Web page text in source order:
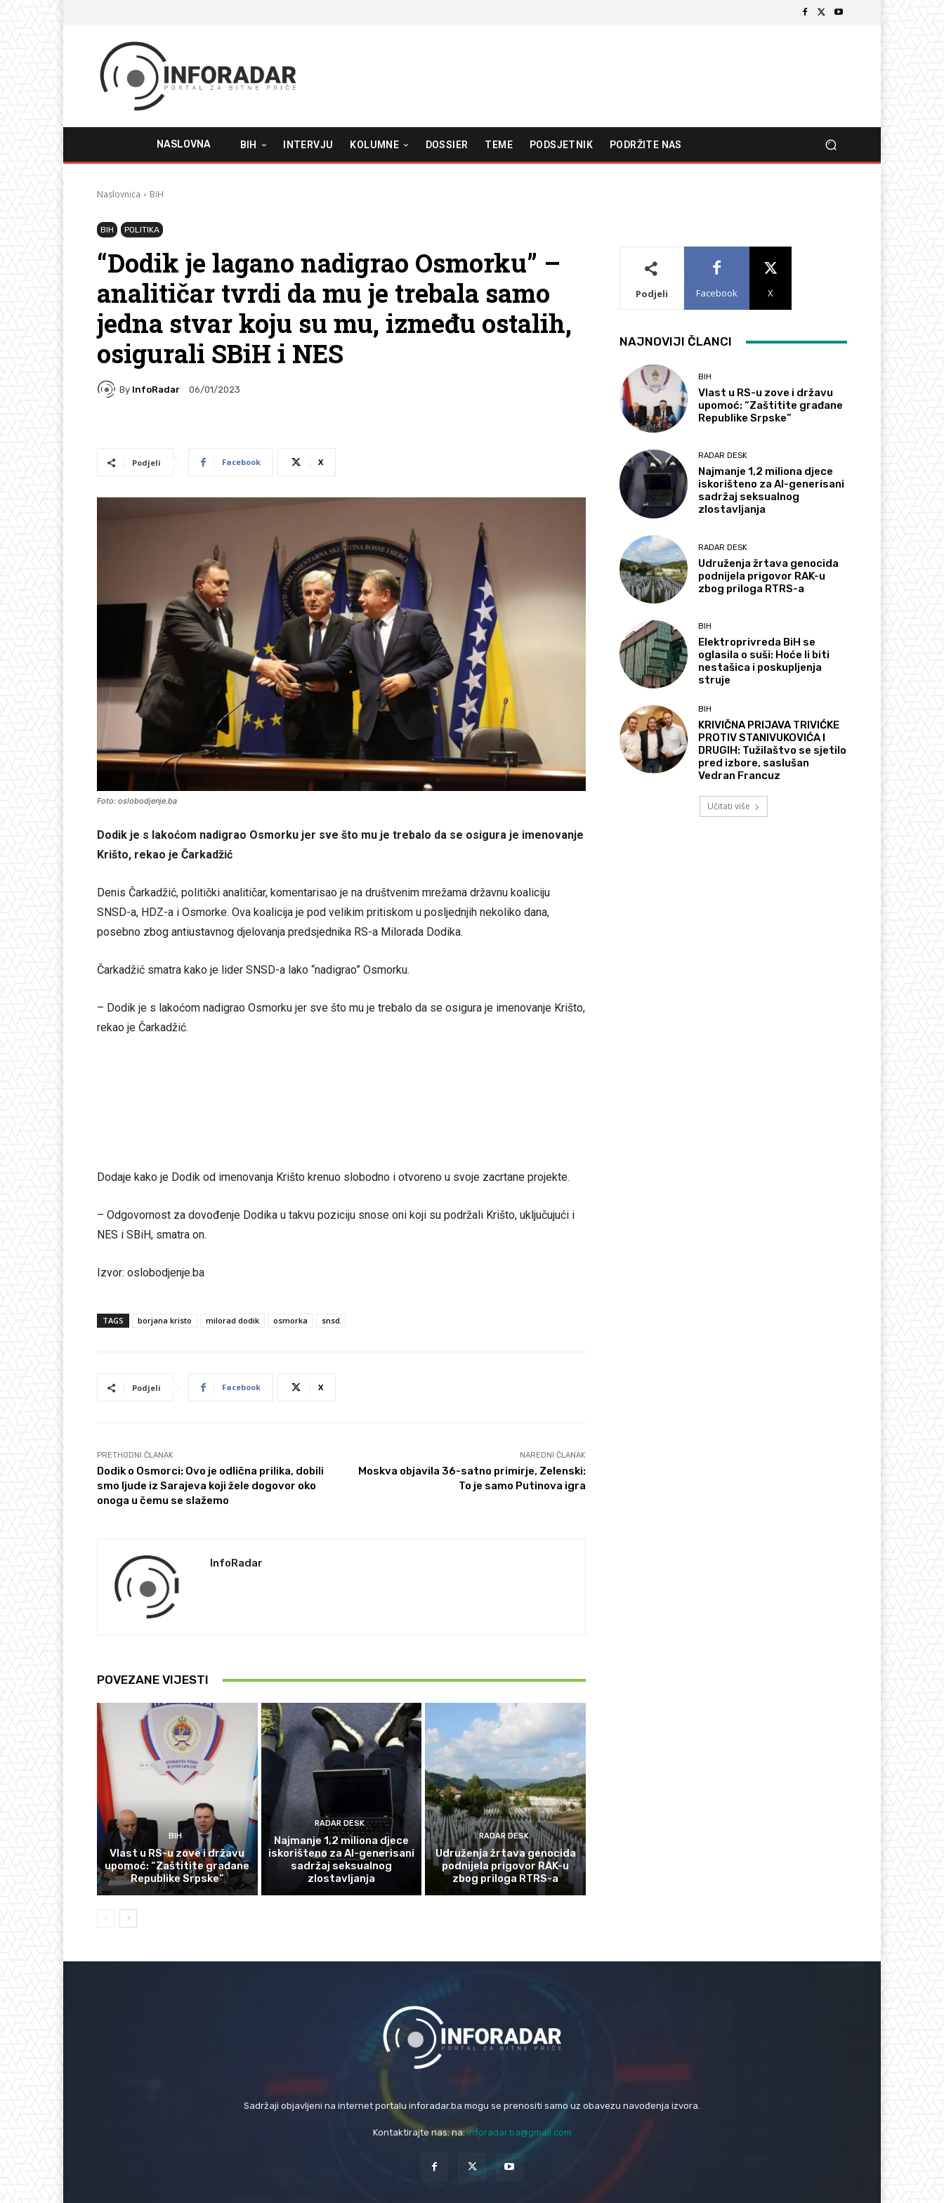
NASLOVNA BIH INTERVJU KOLUMNE DOSSIER TEME PODSJETNIK PODRŽITE NAS
Naslovnica BiH
BIH POLITIKA
“Dodik je lagano nadigrao Osmorku” –
analitičar tvrdi da mu je trebala samo
jedna stvar koju su mu, između ostalih,
osigurali SBiH i NES
By InfoRadar 06/01/2023
Podjeli Facebook X
Foto: oslobodjenje.ba
Dodik je s lakoćom nadigrao Osmorku jer sve što mu je trebalo da se osigura je imenovanje
Krišto, rekao je Čarkadžić
Denis Čarkadžić, politički analitičar, komentarisao je na društvenim mrežama državnu koaliciju
SNSD-a, HDZ-a i Osmorke. Ova koalicija je pod velikim pritiskom u posljednjih nekoliko dana,
posebno zbog antiustavnog djelovanja predsjednika RS-a Milorada Dodika.
Čarkadžić smatra kako je lider SNSD-a lako “nadigrao” Osmorku.
– Dodik je s lakoćom nadigrao Osmorku jer sve što mu je trebalo da se osigura je imenovanje Krišto,
rekao je Čarkadžić.
Dodaje kako je Dodik od imenovanja Krišto krenuo slobodno i otvoreno u svoje zacrtane projekte.
– Odgovornost za dovođenje Dodika u takvu poziciju snose oni koji su podržali Krišto, uključujući i
NES i SBiH, smatra on.
Izvor: oslobodjenje.ba
TAGS borjana kristo milorad dodik osmorka snsd
Podjeli Facebook X
PRETHODNI ČLANAK
Dodik o Osmorci: Ovo je odlična prilika, dobili
smo ljude iz Sarajeva koji žele dogovor oko
onoga u čemu se slažemo
NAREDNI ČLANAK
Moskva objavila 36-satno primirje, Zelenski:
To je samo Putinova igra
InfoRadar
POVEZANE VIJESTI
BIH
Vlast u RS-u zove i državu
upomoć: “Zaštitite građane
Republike Srpske”
RADAR DESK
Najmanje 1,2 miliona djece
iskorišteno za AI-generisani
sadržaj seksualnog
zlostavljanja
RADAR DESK
Udruženja žrtava genocida
podnijela prigovor RAK-u
zbog priloga RTRS-a
Podjeli Facebook X
NAJNOVIJI ČLANCI
BIH
Vlast u RS-u zove i državu
upomoć: “Zaštitite građane
Republike Srpske”
RADAR DESK
Najmanje 1,2 miliona djece
iskorišteno za AI-generisani
sadržaj seksualnog
zlostavljanja
RADAR DESK
Udruženja žrtava genocida
podnijela prigovor RAK-u
zbog priloga RTRS-a
BIH
Elektroprivreda BiH se
oglasila o suši: Hoće li biti
nestašica i poskupljenja
struje
BIH
KRIVIČNA PRIJAVA TRIVIĆKE
PROTIV STANIVUKOVIĆA I
DRUGIH: Tužilaštvo se sjetilo
pred izbore, saslušan
Vedran Francuz
Učitati više
Sadržaji objavljeni na internet portalu inforadar.ba mogu se prenositi samo uz obavezu navođenja izvora.
Kontaktirajte nas: na:inforadar.ba@gmail.com